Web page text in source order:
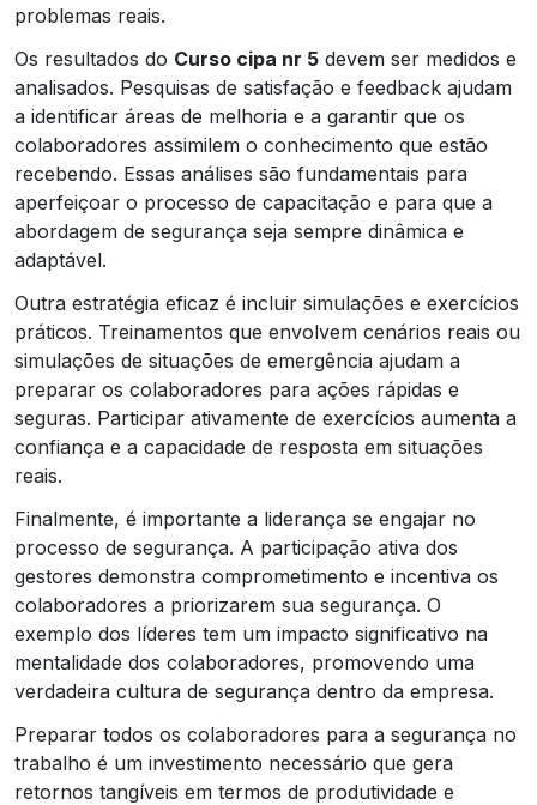
problemas reais.
Os resultados do Curso cipa nr 5 devem ser medidos e
analisados. Pesquisas de satisfação e feedback ajudam
a identificar áreas de melhoria e a garantir que os
colaboradores assimilem o conhecimento que estão
recebendo. Essas análises são fundamentais para
aperfeiçoar o processo de capacitação e para que a
abordagem de segurança seja sempre dinâmica e
adaptável.
Outra estratégia eficaz é incluir simulações e exercícios
práticos. Treinamentos que envolvem cenários reais ou
simulações de situações de emergência ajudam a
preparar os colaboradores para ações rápidas e
seguras. Participar ativamente de exercícios aumenta a
confiança e a capacidade de resposta em situações
reais.
Finalmente, é importante a liderança se engajar no
processo de segurança. A participação ativa dos
gestores demonstra comprometimento e incentiva os
colaboradores a priorizarem sua segurança. O
exemplo dos líderes tem um impacto significativo na
mentalidade dos colaboradores, promovendo uma
verdadeira cultura de segurança dentro da empresa.
Preparar todos os colaboradores para a segurança no
trabalho é um investimento necessário que gera
retornos tangíveis em termos de produtividade e